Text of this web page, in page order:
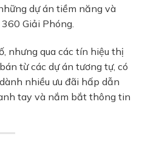
dự án tiềm năng và
Giải Phóng.
nhưng qua các tín hiệu thị
từ các dự án tương tự, có
nhiều ưu đãi hấp dẫn
tay và nắm bắt thông tin